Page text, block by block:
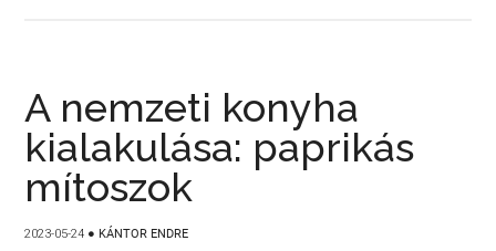
A nemzeti konyha
kialakulása: paprikás
mítoszok
2023-05-24 ● KÁNTOR ENDRE